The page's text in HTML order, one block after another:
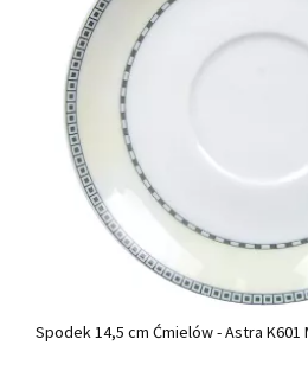
Spodek 14,5 cm Ćmielów - Astra K601